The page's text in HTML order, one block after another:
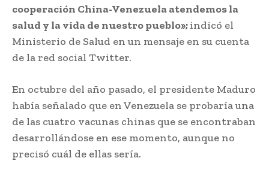
cooperación China-Venezuela atendemos la
salud y la vida de nuestro pueblo»;indicó el
Ministerio de Salud en un mensaje en su cuenta
de la red social Twitter.
En octubre del año pasado, el presidente Maduro
había señalado que en Venezuela se probaría una
de las cuatro vacunas chinas que se encontraban
desarrollándose en ese momento, aunque no
precisó cuál de ellas sería.